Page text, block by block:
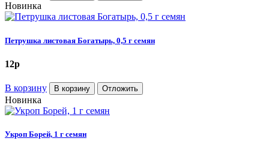
Новинка
Петрушка листовая Богатырь, 0,5 г семян
12p
В корзину В корзину Отложить
Новинка
Укроп Борей, 1 г семян